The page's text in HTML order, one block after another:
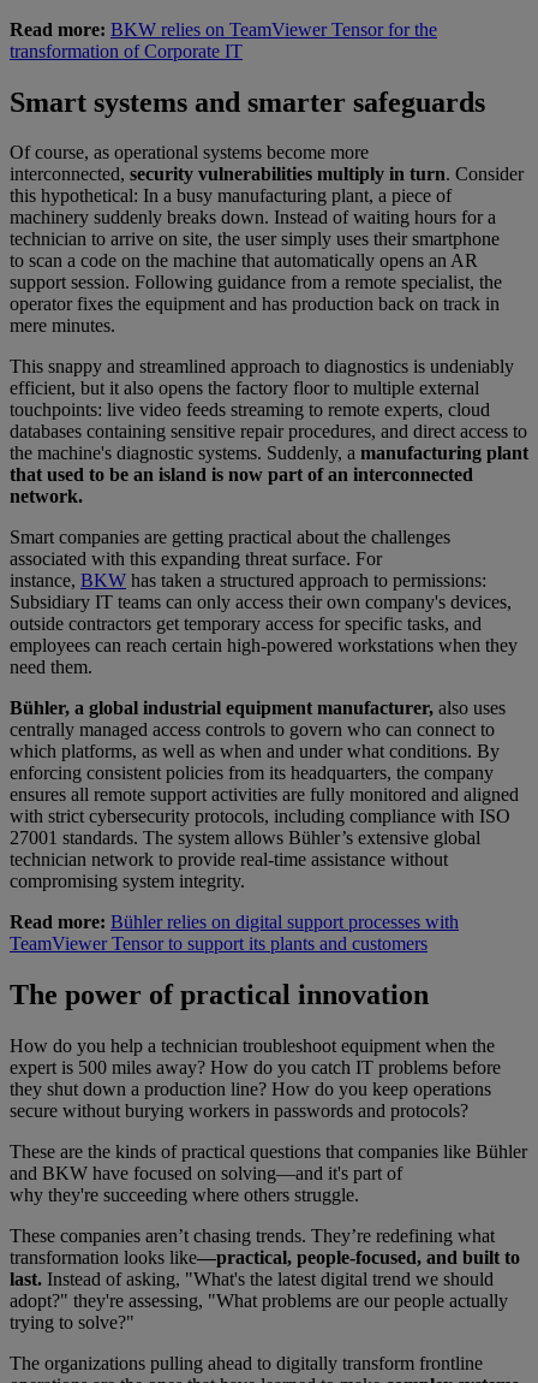
Read more: BKW relies on TeamViewer Tensor for the
transformation of Corporate IT
Smart systems and smarter safeguards
Of course, as operational systems become more
interconnected, security vulnerabilities multiply in turn. Consider
this hypothetical: In a busy manufacturing plant, a piece of
machinery suddenly breaks down. Instead of waiting hours for a
technician to arrive on site, the user simply uses their smartphone
to scan a code on the machine that automatically opens an AR
support session. Following guidance from a remote specialist, the
operator fixes the equipment and has production back on track in
mere minutes.
This snappy and streamlined approach to diagnostics is undeniably
efficient, but it also opens the factory floor to multiple external
touchpoints: live video feeds streaming to remote experts, cloud
databases containing sensitive repair procedures, and direct access to
the machine's diagnostic systems. Suddenly, a manufacturing plant
that used to be an island is now part of an interconnected
network.
Smart companies are getting practical about the challenges
associated with this expanding threat surface. For
instance, BKW has taken a structured approach to permissions:
Subsidiary IT teams can only access their own company's devices,
outside contractors get temporary access for specific tasks, and
employees can reach certain high-powered workstations when they
need them.
Bühler, a global industrial equipment manufacturer, also uses
centrally managed access controls to govern who can connect to
which platforms, as well as when and under what conditions. By
enforcing consistent policies from its headquarters, the company
ensures all remote support activities are fully monitored and aligned
with strict cybersecurity protocols, including compliance with ISO
27001 standards. The system allows Bühler’s extensive global
technician network to provide real-time assistance without
compromising system integrity.
Read more: Bühler relies on digital support processes with
TeamViewer Tensor to support its plants and customers
The power of practical innovation
How do you help a technician troubleshoot equipment when the
expert is 500 miles away? How do you catch IT problems before
they shut down a production line? How do you keep operations
secure without burying workers in passwords and protocols?
These are the kinds of practical questions that companies like Bühler
and BKW have focused on solving—and it's part of
why they're succeeding where others struggle.
These companies aren’t chasing trends. They’re redefining what
transformation looks like—practical, people-focused, and built to
last. Instead of asking, "What's the latest digital trend we should
adopt?" they're assessing, "What problems are our people actually
trying to solve?"
The organizations pulling ahead to digitally transform frontline